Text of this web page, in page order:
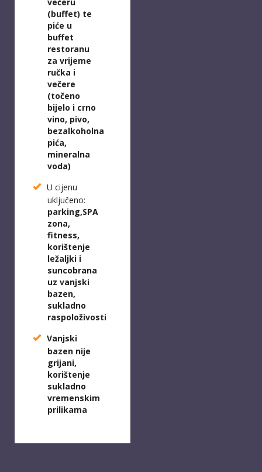
(buffet) te
piće u
buffet
restoranu
za vrijeme
ručka i
večere
(točeno
bijelo i crno
vino, pivo,
bezalkoholna
pića,
mineralna
voda)
U cijenu
uključeno:
parking,SPA
zona,
fitness,
korištenje
ležaljki i
suncobrana
uz vanjski
bazen,
sukladno
raspoloživosti
Vanjski
bazen nije
grijani,
korištenje
sukladno
vremenskim
prilikama